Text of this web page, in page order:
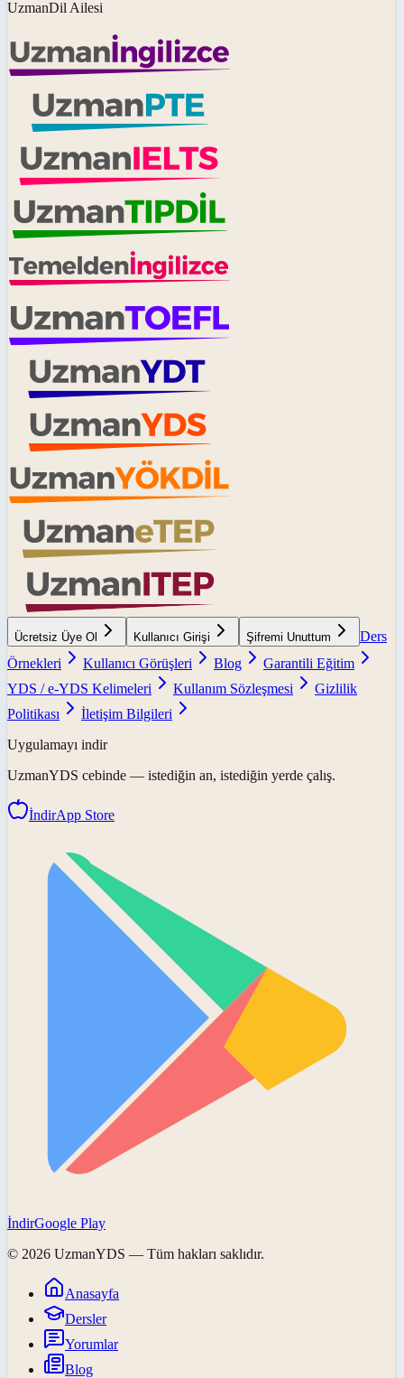
UzmanDil Ailesi
Ücretsiz Üye Ol Kullanıcı Girişi Şifremi Unuttum
Ders
Örnekleri
Kullanıcı Görüşleri Blog
Garantili Eğitim
YDS / e-YDS Kelimeleri
Kullanım Sözleşmesi
Gizlilik
Politikası
İletişim Bilgileri
Uygulamayı indir
UzmanYDS cebinde — istediğin an, istediğin yerde çalış.
İndirApp Store
İndirGoogle Play
© 2026 UzmanYDS — Tüm hakları saklıdır.
Anasayfa
Dersler
Yorumlar
Blog